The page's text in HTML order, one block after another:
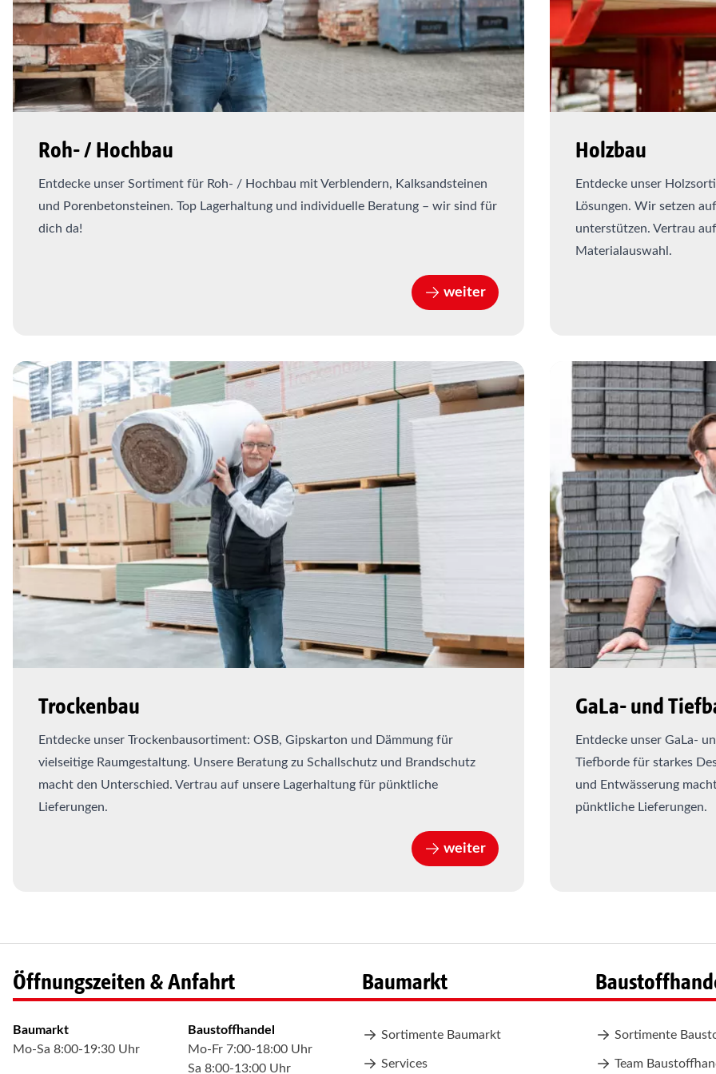
Roh- / Hochbau
Entdecke unser Sortiment für Roh- / Hochbau mit Verblendern, Kalksandsteinen
und Porenbetonsteinen. Top Lagerhaltung und individuelle Beratung – wir sind für
dich da!
weiter
Holzbau
Entdecke unser
Lösungen. Wir setzen
unterstützen. Vertrau
Materialauswahl.
Trockenbau
Entdecke unser Trockenbausortiment: OSB, Gipskarton und Dämmung für
vielseitige Raumgestaltung. Unsere Beratung zu Schallschutz und Brandschutz
macht den Unterschied. Vertrau auf unsere Lagerhaltung für pünktliche
Lieferungen.
weiter
GaLa- und
Entdecke unser GaLa-
Tiefborde für starkes
und Entwässerung
pünktliche Lieferungen.
Öffnungszeiten & Anfahrt
Baumarkt
Mo-Sa 8:00-19:30 Uhr
Baustoffhandel
Mo-Fr 7:00-18:00 Uhr
Sa 8:00-13:00 Uhr
Baumarkt
Sortimente Baumarkt
Services
Sortimente
Team